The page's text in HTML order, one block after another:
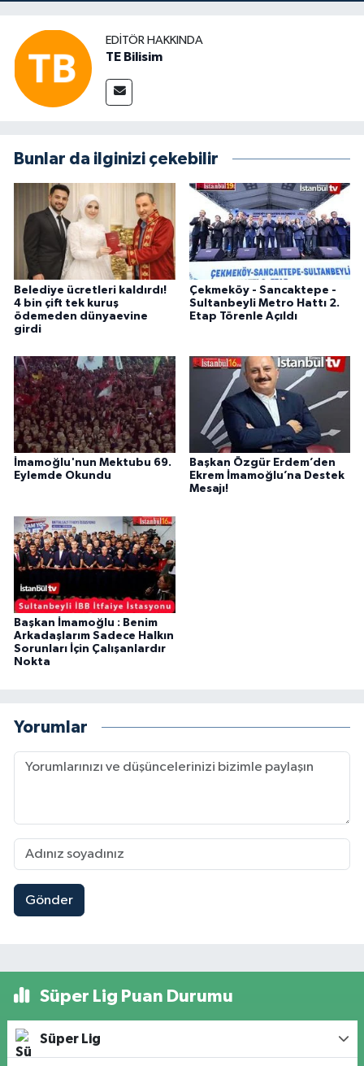
EDITÖR HAKKINDA
TE Bilisim
Bunlar da ilginizi çekebilir
Belediye ücretleri kaldırdı!
4 bin çift tek kuruş
ödemeden dünyaevine
girdi
Çekmeköy - Sancaktepe -
Sultanbeyli Metro Hattı 2.
Etap Törenle Açıldı
İmamoğlu'nun Mektubu 69.
Eylemde Okundu
Başkan Özgür Erdem’den
Ekrem İmamoğlu’na Destek
Mesajı!
Başkan İmamoğlu : Benim
Arkadaşlarım Sadece Halkın
Sorunları İçin Çalışanlardır
Nokta
Yorumlar
Gönder
Süper Lig Puan Durumu
Süper Lig